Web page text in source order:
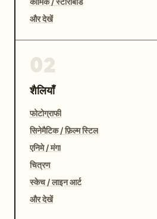
और देखें
शैलियाँ
फोटोग्राफी
सिनेमैटिक / फ़िल्म स्टिल
एनिमे / मंगा
चित्रण
स्केच / लाइन आर्ट
और देखें